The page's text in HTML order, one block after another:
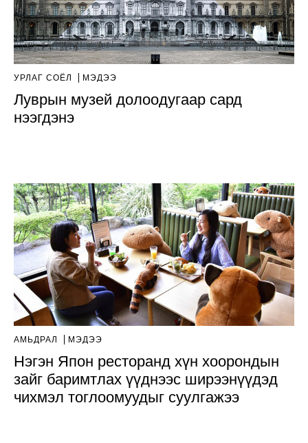
УРЛАГ СОЁЛ МЭДЭЭ
Луврын музей долоодугаар сард
нээгдэнэ
АМЬДРАЛ МЭДЭЭ
Нэгэн Япон ресторанд хүн хоорондын
зайг баримтлах үүднээс ширээнүүдэд
чихмэл тоглоомуудыг суулгажээ